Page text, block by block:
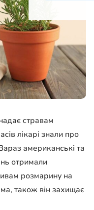
стравам
лікарі знали про
американські та
отримали
розмарину на
також він захищає